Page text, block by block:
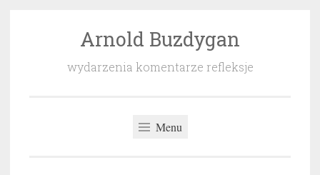
Arnold Buzdygan
wydarzenia komentarze refleksje
Menu